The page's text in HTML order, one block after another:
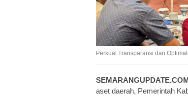
Perkuat Transparansi dan
aset daerah, Pemerintah